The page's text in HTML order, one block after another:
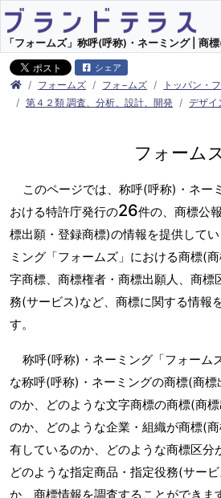
「フォームズ」称呼(呼称)・ネーミング | 商
シェア
フォームズ フォ−ムズ
トッパン・
第４２類 調査、分析、設計、開発
デザイ
フォーム
このページでは、称呼(呼称)・ネー
おける特許庁発行の26件の、商標公
標出願・登録商標)の情報を提供して
ミング「フォームズ」における商標(
字商標、商標権者・商標出願人、商標
務(サービス)など、商標に関する情報
す。
称呼(呼称)・ネーミング「フォーム
な称呼(呼称)・ネーミングの商標(商
のか、どのような文字商標の商標(商
のか、どのような企業・組織が商標(
有しているのか、どのような商標区分
どのような指定商品・指定役務(サー
か、商標情報を調査することができま